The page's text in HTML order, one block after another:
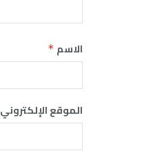
الاسم *
الموقع الإلكتروني